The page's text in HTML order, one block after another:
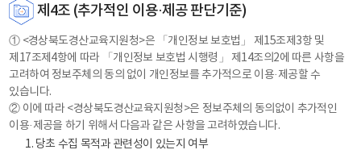
제4조 (추가적인 이용·제공 판단기준)
① <경상북도경산교육지원청>은 「개인정보 보호법」 제15조제3항 및
제17조제4항에 따라 「개인정보 보호법 시행령」 제14조의2에 따른 사항을
고려하여 정보주체의 동의 없이 개인정보를 추가적으로 이용·제공할 수
있습니다.
② 이에 따라 <경상북도경산교육지원청>은 정보주체의 동의없이 추가적인
이용·제공을 하기 위해서 다음과 같은 사항을 고려하였습니다.
1. 당초 수집 목적과 관련성이 있는지 여부